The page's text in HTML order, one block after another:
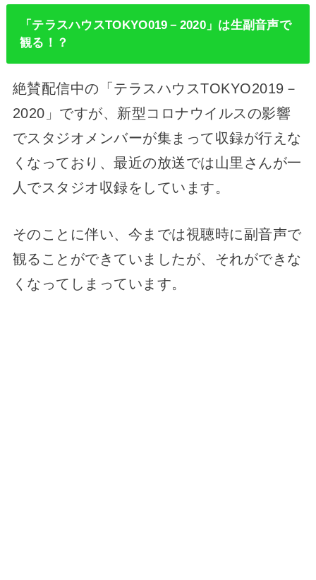
「テラスハウスTOKYO019－2020」は生副音声で
観る！？
絶賛配信中の「テラスハウスTOKYO2019－
2020」ですが、新型コロナウイルスの影響
でスタジオメンバーが集まって収録が行えな
くなっており、最近の放送では山里さんが一
人でスタジオ収録をしています。
そのことに伴い、今までは視聴時に副音声で
観ることができていましたが、それができな
くなってしまっています。